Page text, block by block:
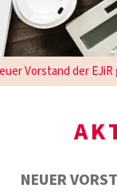
Vorstand der
NEUER